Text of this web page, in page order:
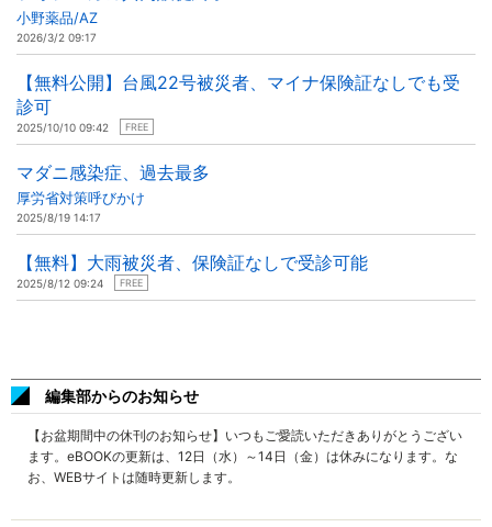
小野薬品/AZ
2026/3/2 09:17
【無料公開】台風22号被災者、マイナ保険証なしでも受
診可
2025/10/10 09:42 FREE
マダニ感染症、過去最多
厚労省対策呼びかけ
2025/8/19 14:17
【無料】大雨被災者、保険証なしで受診可能
2025/8/12 09:24 FREE
編集部からのお知らせ
【お盆期間中の休刊のお知らせ】いつもご愛読いただきありがとうござい
ます。eBOOKの更新は、12日（水）～14日（金）は休みになります。な
お、WEBサイトは随時更新します。